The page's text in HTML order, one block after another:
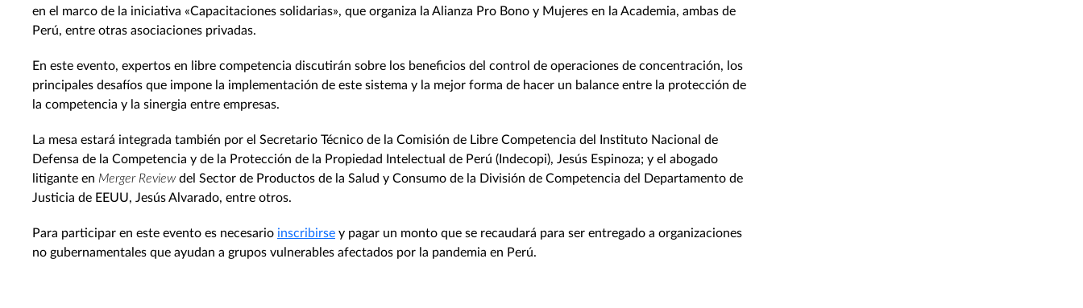
en el marco de la iniciativa «Capacitaciones solidarias», que organiza la Alianza Pro Bono y Mujeres en la Academia, ambas de
Perú, entre otras asociaciones privadas.
En este evento, expertos en libre competencia discutirán sobre los beneficios del control de operaciones de concentración, los
principales desafíos que impone la implementación de este sistema y la mejor forma de hacer un balance entre la protección de
la competencia y la sinergia entre empresas.
La mesa estará integrada también por el Secretario Técnico de la Comisión de Libre Competencia del Instituto Nacional de
Defensa de la Competencia y de la Protección de la Propiedad Intelectual de Perú (Indecopi), Jesús Espinoza; y el abogado
litigante en Merger Review del Sector de Productos de la Salud y Consumo de la División de Competencia del Departamento de
Justicia de EEUU, Jesús Alvarado, entre otros.
Para participar en este evento es necesario inscribirse y pagar un monto que se recaudará para ser entregado a organizaciones
no gubernamentales que ayudan a grupos vulnerables afectados por la pandemia en Perú.